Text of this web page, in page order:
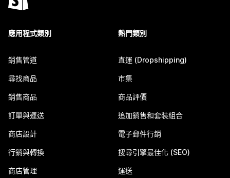
應用程式類別
銷售管道
尋找商品
銷售商品
訂單與運送
商店設計
行銷與轉換
商店管理
熱門類別
直運 (Dropshipping)
市集
商品評價
追加銷售和套裝組合
電子郵件行銷
搜尋引擎最佳化 (SEO)
運送